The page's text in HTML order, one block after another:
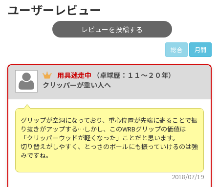
ユーザーレビュー
レビューを投稿する
総合 月間
用具迷走中
（卓球歴：１１～２０年）
クリッパーが重い人へ
グリップが空洞になっており、重心位置が先端に寄ることで振
り抜きがアップする…しかし、このWRBグリップの価値は
「クリッパーウッドが軽くなった」ことだと思います。
切り替えがしやすく、とっさのボールにも振っていけるのは強
みですね。
2018/07/19